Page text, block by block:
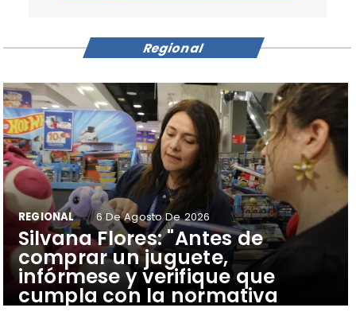
​Silvana Flores: "Antes de
comprar un juguete,
infórmese y verifique que
cumpla con la normativa
REGIONAL 6 De Agosto De 2026
Regional